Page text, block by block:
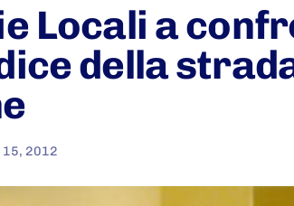
Locali a
della
15, 2012